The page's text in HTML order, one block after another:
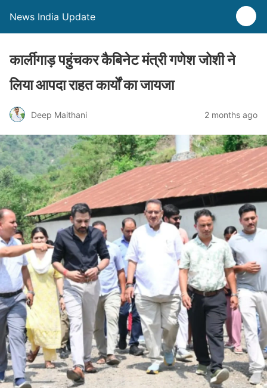
News India Update
कार्लीगाड़ पहुंचकर कैबिनेट मंत्री गणेश जोशी ने
लिया आपदा राहत कार्यों का जायजा
Deep Maithani 2 months ago